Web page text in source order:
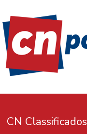
CN Classificados